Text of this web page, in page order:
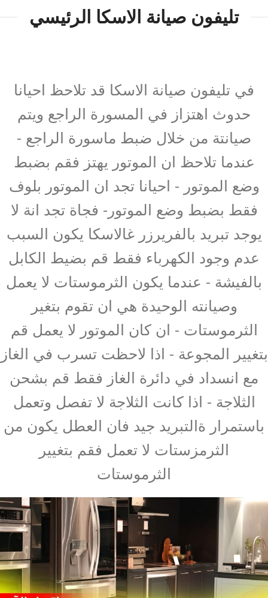
تليفون صيانة الاسكا الرئيسي
في تليفون صيانة الاسكا قد تلاحظ احيانا
حدوث اهتزاز في المسورة الراجع ويتم
صيانتة من خلال ضبط ماسورة الراجع -
عندما تلاحظ ان الموتور يهتز فقم بضبط
وضع الموتور - احيانا تجد ان الموتور بلوف
فقط بضبط وضع الموتور- فجاة تجد انة لا
يوجد تبريد بالفريرزر غالاسكا يكون السبب
عدم وجود الكهرباء فقط قم بضيط الكابل
بالفيشة - عندما يكون الثرموستات لا يعمل
وصيانته الوحيدة هي ان تقوم بتغير
الثرموستات - ان كان الموتور لا يعمل قم
بتغيير المجوعة - اذا لاحظت تسرب في الغاز
مع انسداد في دائرة الغاز فقط قم بشحن
الثلاجة - اذا كانت الثلاجة لا تفصل وتعمل
باستمرار ةالتبريد جيد فان العطل يكون من
الثرمزستات لا تعمل فقم بتغيير
الثرموستات